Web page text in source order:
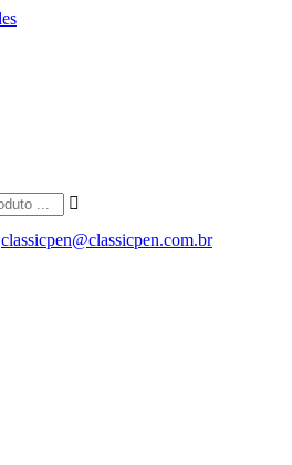
classicpen@classicpen.com.br